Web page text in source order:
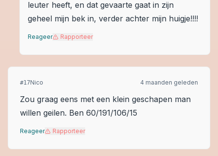
leuter heeft, en dat gevaarte gaat in zijn
geheel mijn bek in, verder achter mijn huigje!!!!
Reageer Rapporteer
#17Nico 4 maanden geleden
Zou graag eens met een klein geschapen man
willen geilen. Ben 60/191/106/15
Reageer Rapporteer